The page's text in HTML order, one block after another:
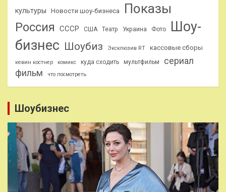
культуры Новости шоу-бизнеса Показы
Россия СССР США Театр Украина Фото
Шоу-
бизнес Шоубиз Эксклюзив RT кассовые сборы
кевин костнер комикс куда сходить мультфильм
сериал
фильм
что посмотреть
Шоубизнес